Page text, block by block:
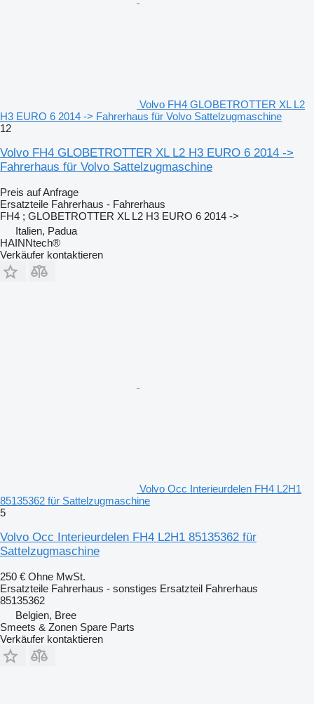
Volvo FH4 GLOBETROTTER XL L2
H3 EURO 6 2014 -> Fahrerhaus für Volvo Sattelzugmaschine
12
Volvo FH4 GLOBETROTTER XL L2 H3 EURO 6 2014 ->
Fahrerhaus für Volvo Sattelzugmaschine
Preis auf Anfrage
Ersatzteile Fahrerhaus - Fahrerhaus
FH4 ; GLOBETROTTER XL L2 H3 EURO 6 2014 ->
Italien, Padua
HAINNtech®
Verkäufer kontaktieren
Volvo Occ Interieurdelen FH4 L2H1
85135362 für Sattelzugmaschine
5
Volvo Occ Interieurdelen FH4 L2H1 85135362 für
Sattelzugmaschine
250 € Ohne MwSt.
Ersatzteile Fahrerhaus - sonstiges Ersatzteil Fahrerhaus
85135362
Belgien, Bree
Smeets & Zonen Spare Parts
Verkäufer kontaktieren